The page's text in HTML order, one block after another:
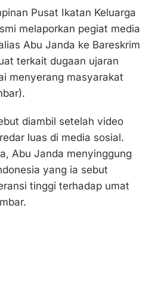
Pusat Ikatan Keluarga
melaporkan pegiat media
Abu Janda ke Bareskrim
terkait dugaan ujaran
menyerang masyarakat
diambil setelah video
luas di media sosial.
Abu Janda menyinggung
yang ia sebut
tinggi terhadap umat